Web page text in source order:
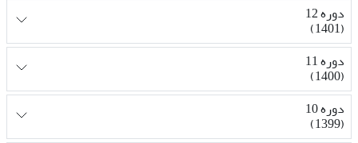
دوره 12
(1401)
دوره 11
(1400)
دوره 10
(1399)